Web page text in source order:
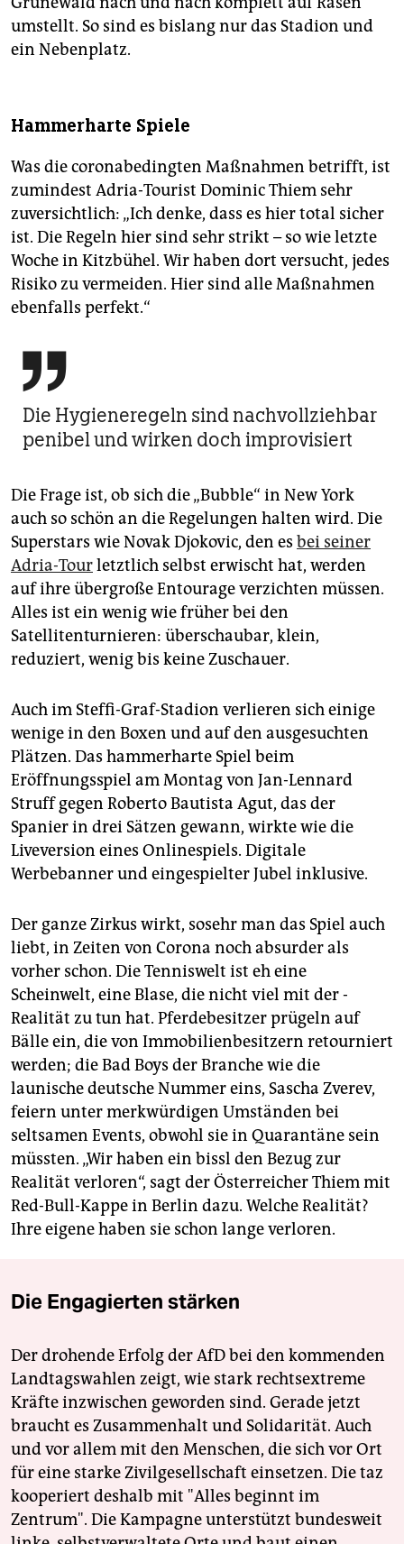
umstellt. So sind es bislang nur das Stadion und
ein Nebenplatz.
Hammerharte Spiele
Was die coronabedingten Maßnahmen betrifft, ist
zumindest Adria-Tourist Dominic Thiem sehr
zuversichtlich: „Ich denke, dass es hier total sicher
ist. Die Regeln hier sind sehr strikt – so wie letzte
Woche in Kitzbühel. Wir haben dort versucht, jedes
Risiko zu vermeiden. Hier sind alle Maßnahmen
ebenfalls perfekt.“

Die Hygieneregeln sind nachvollziehbar
penibel und wirken doch improvisiert
Die Frage ist, ob sich die „Bubble“ in New York
auch so schön an die Regelungen halten wird. Die
Superstars wie Novak Djokovic, den es bei seiner
Adria-­Tourletztlich selbst erwischt hat, werden
auf ihre übergroße Entourage verzichten müssen.
Alles ist ein wenig wie früher bei den
Satellitenturnieren: überschaubar, klein,
reduziert, wenig bis keine Zuschauer.
Auch im Steffi-Graf-Stadion verlieren sich einige
wenige in den Boxen und auf den ausgesuchten
Plätzen. Das hammerharte Spiel beim
Eröffnungsspiel am Montag von Jan-Lennard
Struff gegen Roberto Bautista Agut, das der
Spanier in drei Sätzen gewann, wirkte wie die
Liveversion eines Onlinespiels. Digitale
Werbebanner und eingespielter Jubel inklusive.
Der ganze Zirkus wirkt, sosehr man das Spiel auch
liebt, in Zeiten von Corona noch absurder als
vorher schon. Die Tenniswelt ist eh eine
Scheinwelt, eine Blase, die nicht viel mit der ­
Realität zu tun hat. Pferdebesitzer prügeln auf
Bälle ein, die von Immobilienbesitzern retourniert
werden; die Bad Boys der Branche wie die
launische deutsche Nummer eins, Sascha Zverev,
feiern unter merkwürdigen Umständen bei
seltsamen Events, obwohl sie in Quarantäne sein
müssten. „Wir haben ein bissl den Bezug zur
Realität verloren“, sagt der Österreicher Thiem mit
Red-Bull-Kappe in Berlin dazu. Welche Realität?
Ihre eigene haben sie schon lange verloren.
Die Engagierten stärken
Der drohende Erfolg der AfD bei den kommenden
Landtagswahlen zeigt, wie stark rechtsextreme
Kräfte inzwischen geworden sind. Gerade jetzt
braucht es Zusammenhalt und Solidarität. Auch
und vor allem mit den Menschen, die sich vor Ort
für eine starke Zivilgesellschaft einsetzen. Die taz
kooperiert deshalb mit "Alles beginnt im
Zentrum". Die Kampagne unterstützt bundesweit